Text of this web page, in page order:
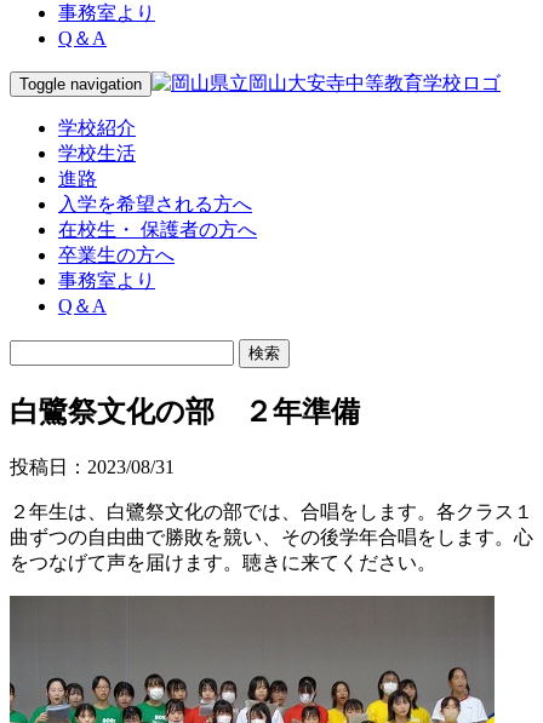
事務室より
Q＆A
Toggle navigation
学校紹介
学校生活
進路
入学を希望される方へ
在校生・ 保護者の方へ
卒業生の方へ
事務室より
Q＆A
白鷺祭文化の部 ２年準備
投稿日：2023/08/31
２年生は、白鷺祭文化の部では、合唱をします。各クラス１
曲ずつの自由曲で勝敗を競い、その後学年合唱をします。心
をつなげて声を届けます。聴きに来てください。